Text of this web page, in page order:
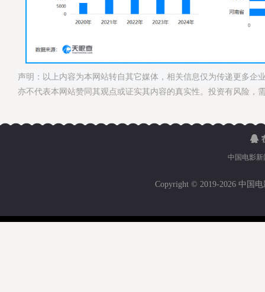
声明：以上内容为本网站转自其它媒体，相关信息仅为传递更多企
亦不代表本网站赞同其观点或证实其内容的真实性。投资有风险，
中国电影新
Copyright © 2019-2026 中国